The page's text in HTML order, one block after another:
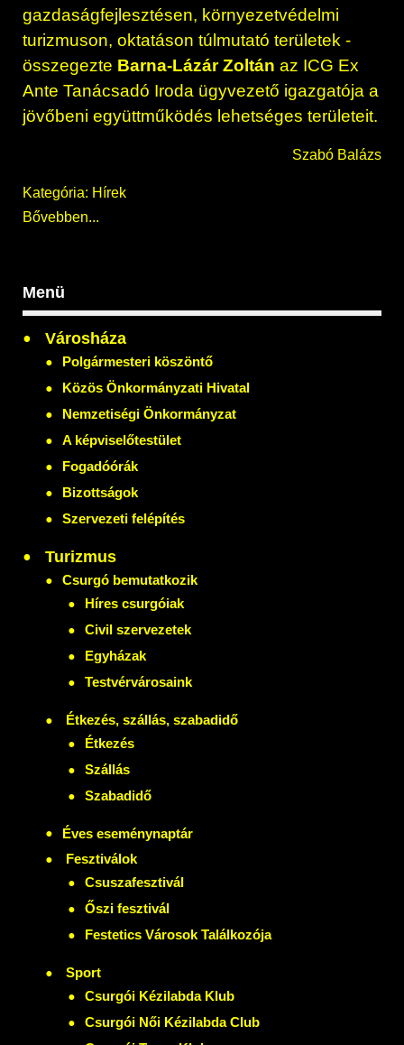
gazdaságfejlesztésen, környezetvédelmi
turizmuson, oktatáson túlmutató területek -
összegezte Barna-Lázár Zoltán az ICG Ex
Ante Tanácsadó Iroda ügyvezető igazgatója a
jövőbeni együttműködés lehetséges területeit.
Szabó Balázs
Kategória: Hírek
Bővebben...
Menü
Városháza
Polgármesteri köszöntő
Közös Önkormányzati Hivatal
Nemzetiségi Önkormányzat
A képviselőtestület
Fogadóórák
Bizottságok
Szervezeti felépítés
Turizmus
Csurgó bemutatkozik
Híres csurgóiak
Civil szervezetek
Egyházak
Testvérvárosaink
Étkezés, szállás, szabadidő
Étkezés
Szállás
Szabadidő
Éves eseménynaptár
Fesztiválok
Csuszafesztivál
Őszi fesztivál
Festetics Városok Találkozója
Sport
Csurgói Kézilabda Klub
Csurgói Női Kézilabda Club